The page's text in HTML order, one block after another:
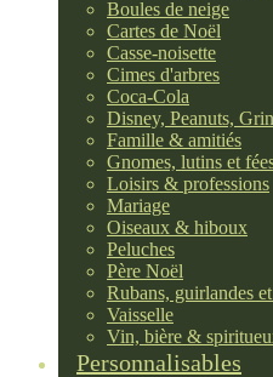
Boules de neige
Cartes de Noël
Casse-noisette
Cimes d'arbres
Coca-Cola
Disney, Peanuts,
Famille & amitiés
Gnomes, lutins et
Loisirs & professions
Mariage
Oiseaux & hiboux
Peluches
Père Noël
Rubans, guirlandes
Vaisselle
Vin, bière &
Personnalisables